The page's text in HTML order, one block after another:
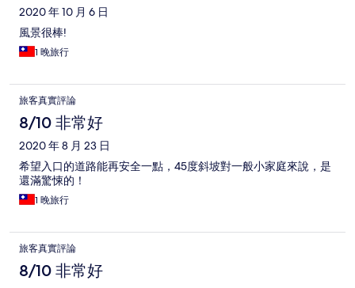
2020 年 10 月 6 日
風景很棒!
1 晚旅行
旅客真實評論
8/10 非常好
2020 年 8 月 23 日
希望入口的道路能再安全一點，45度斜坡對一般小家庭來說，是
還滿驚悚的！
1 晚旅行
旅客真實評論
8/10 非常好